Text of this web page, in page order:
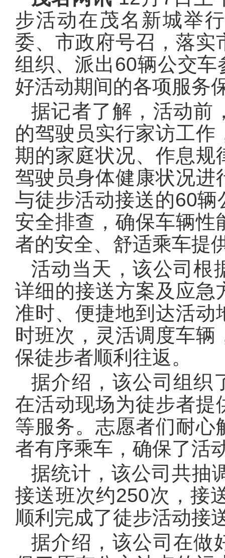
步活动在茂名新城举
委、市政府号召，落实
组织、派出60辆公交
好活动期间的各项服务
据记者了解，活动前
的驾驶员实行家访工
期的家庭状况、作息规
驾驶员身体健康状况
与徒步活动接送的60
安全排查，确保车辆
者的安全、舒适乘车提
活动当天，该公司根
详细的接送方案及应急
准时、便捷地到达活
时班次，灵活调度车
保徒步者顺利往返。
据介绍，该公司组织
在活动现场为徒步者提
等服务。志愿者们耐
者有序乘车，确保了活
据统计，该公司共抽
接送班次约250次，接
顺利完成了徒步活动接
据介绍，该公司在做